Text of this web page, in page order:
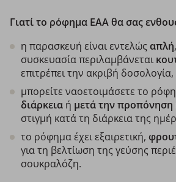
Γιατί το ρόφημα ΕΑΑ θα σας
η παρασκευή είναι εντελώς απλή
συσκευασία περιλαμβάνεται
επιτρέπει την ακριβή δοσολογία,
μπορείτε ναοετοιμάσετε το
διάρκεια ή μετά την προπόνηση
στιγμή κατά τη διάρκεια της
το ρόφημα έχει εξαιρετική,
για τη βελτίωση της γεύσης
σουκραλόζη.